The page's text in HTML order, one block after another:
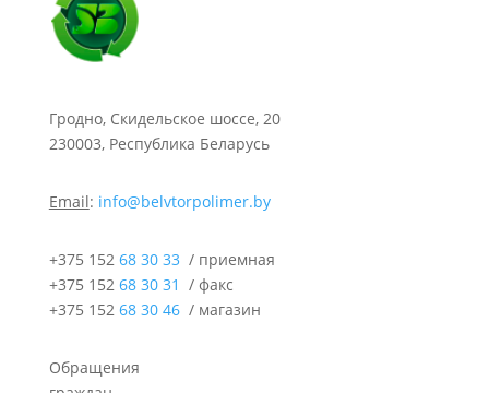
Гродно, Скидельское шоссе, 20
230003, Республика Беларусь
Email: info@belvtorpolimer.by
+375 152 68 30 33/ приемная
+375 152 68 30 31 / факс
+375 152 68 30 46/ магазин
Обращения